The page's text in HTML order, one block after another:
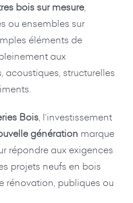
bois sur mesure,
ou ensembles sur
éléments de
aux
acoustiques, structurelles
Bois, l’investissement
génération marque
répondre aux exigences
projets neufs en bois
rénovation, publiques ou